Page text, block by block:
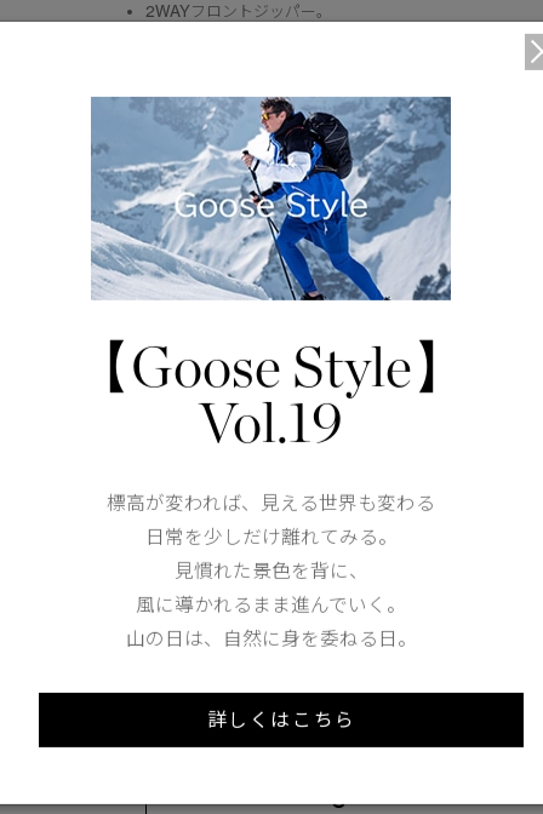
2WAYフロントジッパー。
フード、袖口、裾の縁はすっきりとしたストレッチ仕様
背面には通気性を高めるメッシュ素材のベンチレーシ
２つの外側ポケット：ジッパー開閉式のフロントハン
1つの内側ポケット：ドロップインポケット。
Length
S
【Goose Style】
Vol.19
標高が変われば、見える世界も変わる
日常を少しだけ離れてみる。
見慣れた景色を背に、
風に導かれるまま進んでいく。
山の日は、自然に身を委ねる日。
詳しくはこちら